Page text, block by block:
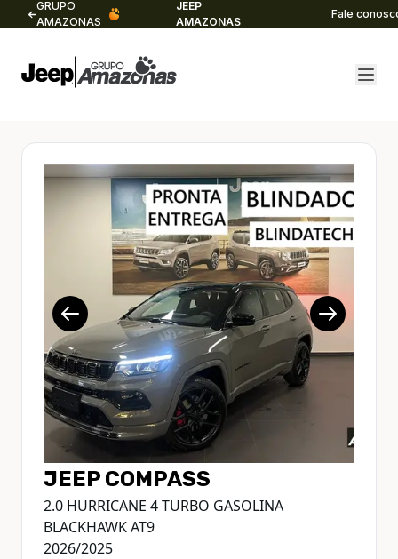
GRUPO
AMAZONAS
JEEP
AMAZONAS
Fale
1/12
JEEP COMPASS
2.0 HURRICANE 4 TURBO GASOLINA
BLACKHAWK AT9
2026/2025